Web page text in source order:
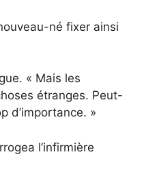
né fixer ainsi
« Mais les
étranges. Peut-
d’importance. »
l’infirmière